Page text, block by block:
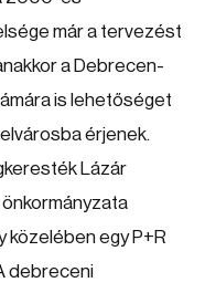
már a tervezést
a Debrecen-
is lehetőséget
érjenek.
Lázár
közelében egy P+R
debreceni